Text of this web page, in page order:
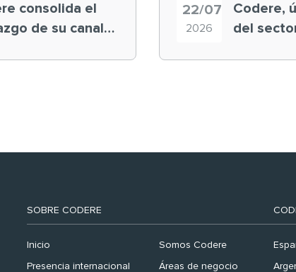
consolida el
de su canal
22/07
2026
Codere,
del
SOBRE CODERE
Inicio Somos Codere
Presencia internacional Áreas de negocio